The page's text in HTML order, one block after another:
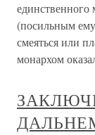
(посильным
смеяться или
монархом